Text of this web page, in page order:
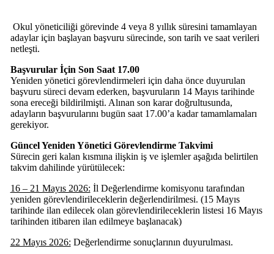
Okul yöneticiliği görevinde 4 veya 8 yıllık süresini tamamlayan
adaylar için başlayan başvuru sürecinde, son tarih ve saat verileri
netleşti.
Başvurular İçin Son Saat 17.00
Yeniden yönetici görevlendirmeleri için daha önce duyurulan
başvuru süreci devam ederken, başvuruların 14 Mayıs tarihinde
sona ereceği bildirilmişti. Alınan son karar doğrultusunda,
adayların başvurularını bugün saat 17.00’a kadar tamamlamaları
gerekiyor.
Güncel Yeniden Yönetici Görevlendirme Takvimi
Sürecin geri kalan kısmına ilişkin iş ve işlemler aşağıda belirtilen
takvim dahilinde yürütülecek:
16 – 21 Mayıs 2026: İl Değerlendirme komisyonu tarafından
yeniden görevlendirileceklerin değerlendirilmesi. (15 Mayıs
tarihinde ilan edilecek olan görevlendirileceklerin listesi 16 Mayıs
tarihinden itibaren ilan edilmeye başlanacak)
22 Mayıs 2026: Değerlendirme sonuçlarının duyurulması.